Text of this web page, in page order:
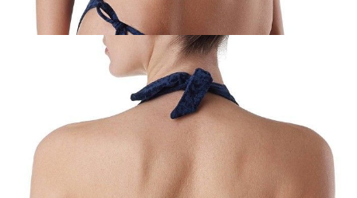
Pytania
O produkcie
1002010521070054
Podmiot odpowiedzialny
EuroTrade Tex Sp z o.o.
Św. Teresy 91
91-341, Łódź, Polska
+48 500-503-636
info@conteshop.pl
Ten produkt nie ma pytań Możesz zadać pytanie, klikając przycisk